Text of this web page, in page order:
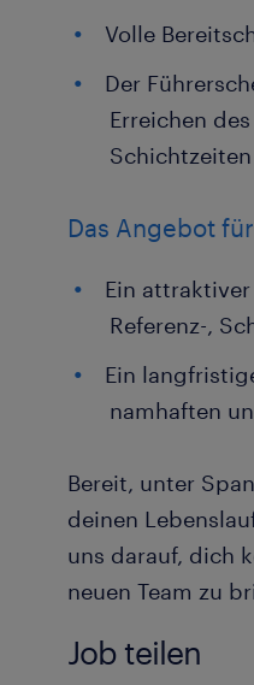
Volle
Der
Erreichen
Das Angebot
Ein
Referenz-,
Ein
namhaften
Bereit, unter
deinen
uns darauf, dich
neuen Team zu
Job teilen